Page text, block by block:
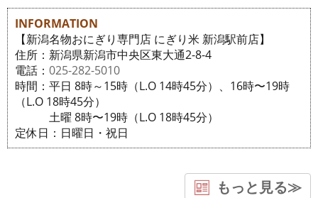
INFORMATION
【新潟名物おにぎり専門店 にぎり米 新潟駅前店】
住所：新潟県新潟市中央区東大通2-8-4
電話： 025-282-5010
時間：平日 8時～15時（L.O 14時45分）、16時〜19時
（L.O 18時45分）
土曜 8時〜19時（L.O 18時45分）
定休日：日曜日・祝日
もっと見る≫